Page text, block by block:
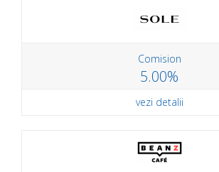
Comision
5.00%
vezi detalii